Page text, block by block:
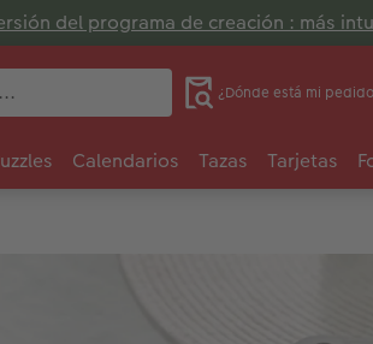
del programa de creación : más
¿Dónde está mi
Calendarios Tazas Tarjetas